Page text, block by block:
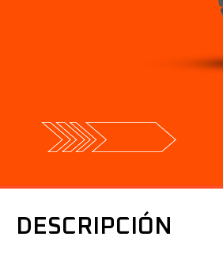
DESCRIPCIÓN